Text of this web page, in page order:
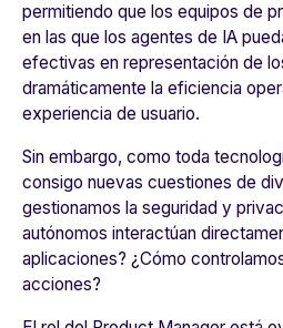
permitiendo que los equipos de
en las que los agentes de IA
efectivas en representación de
dramáticamente la eficiencia
experiencia de usuario.
Sin embargo, como toda
consigo nuevas cuestiones de
gestionamos la seguridad y
autónomos interactúan
aplicaciones? ¿Cómo
acciones?